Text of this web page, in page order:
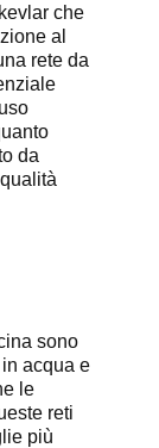
che
al
rete da
da
sono
acqua e
le
reti
più